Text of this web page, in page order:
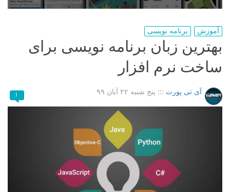
آموزش برنامه نویسی
بهترین زبان برنامه نویسی برای
ساخت نرم افزار
آی تی پورت ::: پنج شنبه ۲۲ آبان ۹۹ ۱